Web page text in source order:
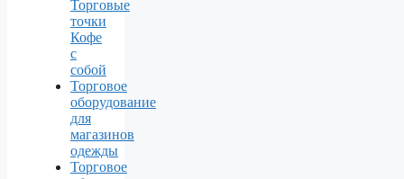
Торговые
точки
Кофе
с
собой
Торговое
оборудование
для
магазинов
одежды
Торговое